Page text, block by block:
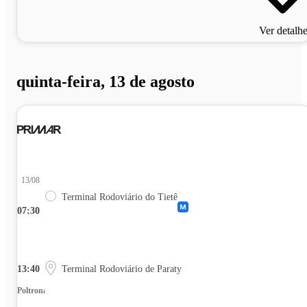
Ver
quinta-feira, 13 de agosto
07:30
13/08
Terminal Rodoviário do Tietê
13:40 Terminal Rodoviário de Paraty
Poltrona